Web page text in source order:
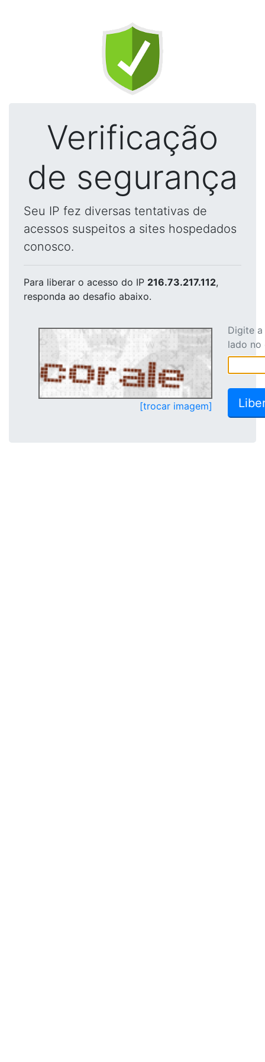
Verificação
de segurança
Seu IP fez diversas tentativas de
acessos suspeitos a sites hospedados
conosco.
Para liberar o acesso do IP 216.73.217.112,
responda ao desafio abaixo.
[trocar imagem]
Digite
lado no